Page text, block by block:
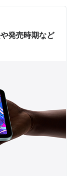
発売時期など